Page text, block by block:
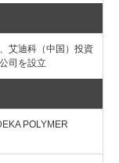
艾迪科（中国）投資
司を設立
POLYMER